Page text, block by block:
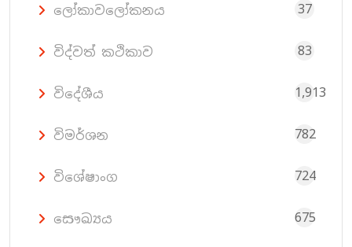
ලෝකාවලෝකනය 37
විද්වත් කථිකාව 83
විදේශීය 1,913
විමර්ශන 782
විශේෂාංග 724
සෞඛ්‍යය 675